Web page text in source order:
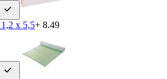
x 5,5+ 8.49